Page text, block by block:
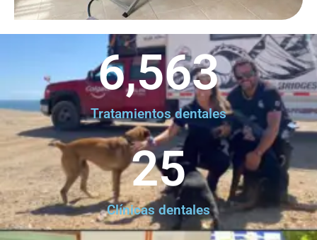
Tratamientos dentales
6,563
Clínicas dentales
25